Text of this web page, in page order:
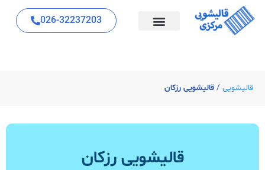
026-32237203
قالیشویی / قالیشویی رزکان
قالیشویی رزکان